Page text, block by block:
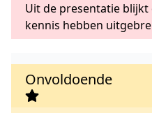
Uit de presentatie
kennis hebben
Onvoldoende